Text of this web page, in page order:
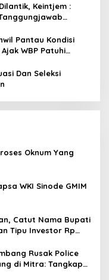
Keintjem :
Pantau Kondisi
WBP Patuhi
Dan Seleksi
Oknum Yang
WKI Sinode GMIM
Catut Nama Bupati
Tipu Investor Rp
Rusak Police
di Mitra: Tangkap